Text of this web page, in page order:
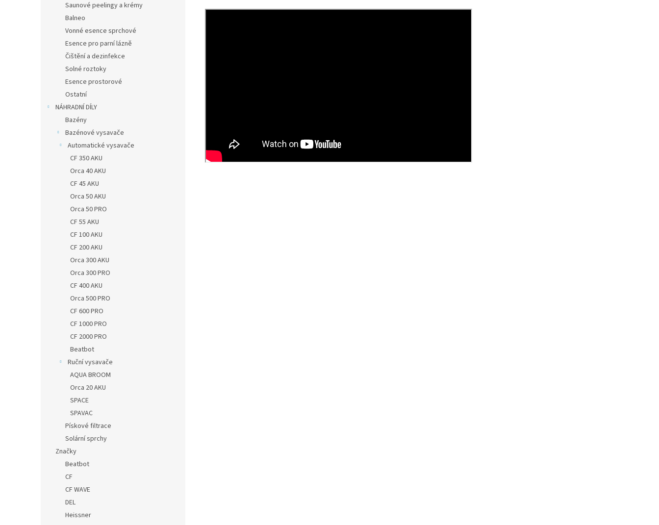
Saunové peelingy a krémy
Balneo
Vonné esence sprchové
Esence pro parní lázně
Čištění a dezinfekce
Solné roztoky
Esence prostorové
Ostatní
NÁHRADNÍ DÍLY
Bazény
Bazénové vysavače
Automatické vysavače
CF 350 AKU
Orca 40 AKU
CF 45 AKU
Orca 50 AKU
Orca 50 PRO
CF 55 AKU
CF 100 AKU
CF 200 AKU
Orca 300 AKU
Orca 300 PRO
CF 400 AKU
Orca 500 PRO
CF 600 PRO
CF 1000 PRO
CF 2000 PRO
Beatbot
Ruční vysavače
AQUA BROOM
Orca 20 AKU
SPACE
SPAVAC
Pískové filtrace
Solární sprchy
Značky
Beatbot
CF
CF WAVE
DEL
Heissner